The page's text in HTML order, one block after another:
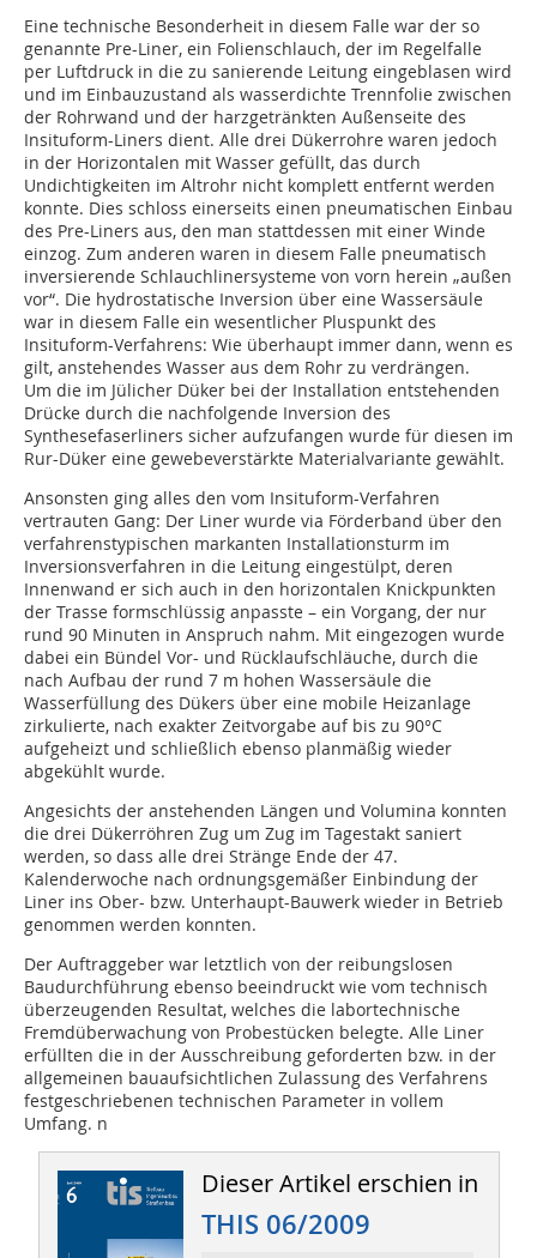
Eine technische Besonderheit in diesem Falle war der so
genannte Pre-Liner, ein Folienschlauch, der im Regelfalle
per Luftdruck in die zu sanierende Leitung eingeblasen wird
und im Einbauzustand als wasserdichte Trennfolie zwischen
der Rohrwand und der harzgetränkten Außenseite des
Insituform-Liners dient. Alle drei Dükerrohre waren jedoch
in der Horizontalen mit Wasser gefüllt, das durch
Undichtigkeiten im Altrohr nicht komplett entfernt werden
konnte. Dies schloss einerseits einen pneumatischen Einbau
des Pre-Liners aus, den man stattdessen mit einer Winde
einzog. Zum anderen waren in diesem Falle pneumatisch
inversierende Schlauchlinersysteme von vorn herein „außen
vor“. Die hydrostatische Inversion über eine Wassersäule
war in diesem Falle ein wesentlicher Pluspunkt des
Insituform-Verfahrens: Wie überhaupt immer dann, wenn es
gilt, anstehendes Wasser aus dem Rohr zu verdrängen.
Um die im Jülicher Düker bei der Installation entstehenden
Drücke durch die nachfolgende Inversion des
Synthesefaserliners sicher aufzufangen wurde für diesen im
Rur-Düker eine gewebeverstärkte Materialvariante gewählt.
Ansonsten ging alles den vom Insituform-Verfahren
vertrauten Gang: Der Liner wurde via Förderband über den
verfahrenstypischen markanten Installationsturm im
Inversionsverfahren in die Leitung eingestülpt, deren
Innenwand er sich auch in den horizontalen Knickpunkten
der Trasse formschlüssig anpasste – ein Vorgang, der nur
rund 90 Minuten in Anspruch nahm. Mit eingezogen wurde
dabei ein Bündel Vor- und Rücklaufschläuche, durch die
nach Aufbau der rund 7 m hohen Wassersäule die
Wasserfüllung des Dükers über eine mobile Heizanlage
zirkulierte, nach exakter Zeitvorgabe auf bis zu 90°C
aufgeheizt und schließlich ebenso planmäßig wieder
abgekühlt wurde.
Angesichts der anstehenden Längen und Volumina konnten
die drei Dükerröhren Zug um Zug im Tagestakt saniert
werden, so dass alle drei Stränge Ende der 47.
Kalenderwoche nach ordnungsgemäßer Einbindung der
Liner ins Ober- bzw. Unterhaupt-Bauwerk wieder in Betrieb
genommen werden konnten.
Der Auftraggeber war letztlich von der reibungslosen
Baudurchführung ebenso beeindruckt wie vom technisch
überzeugenden Resultat, welches die labortechnische
Fremdüberwachung von Probestücken belegte. Alle Liner
erfüllten die in der Ausschreibung geforderten bzw. in der
allgemeinen bauaufsichtlichen Zulassung des Verfahrens
festgeschriebenen technischen Parameter in vollem
Umfang. n
Dieser Artikel erschien in
THIS 06/2009